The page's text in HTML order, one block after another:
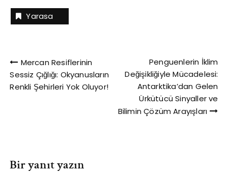
Yarasa
Yazı
gezinmesi
Mercan Resiflerinin
Sessiz Çığlığı: Okyanusların
Renkli Şehirleri Yok Oluyor!
Penguenlerin İklim
Değişikliğiyle Mücadelesi:
Antarktika’dan Gelen
Ürkütücü Sinyaller ve
Bilimin Çözüm Arayışları
Bir yanıt yazın